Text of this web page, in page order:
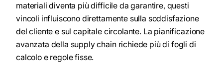
materiali diventa più difficile da garantire, questi
vincoli influiscono direttamente sulla soddisfazione
del cliente e sul capitale circolante. La pianificazione
avanzata della supply chain richiede più di fogli di
calcolo e regole fisse.